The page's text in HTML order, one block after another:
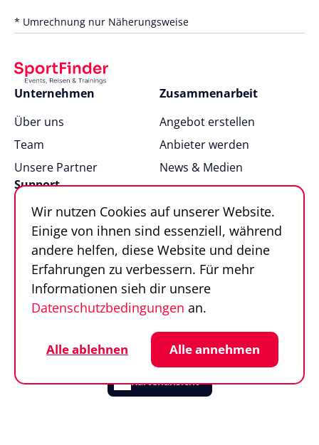
Kartenansicht
* Umrechnung nur Näherungsweise
Unternehmen
Über uns
Team
Unsere Partner
Zusammenarbeit
Angebot erstellen
Anbieter werden
News & Medien
Support
FAQ
Kontakt
Sportfinder in 100
Sekunden
© SportFinder 2026
Datenschutz
Cookie-Einstellungen
Impressum
AGB
Wir nutzen Cookies auf unserer Website.
Einige von ihnen sind essenziell, während
andere helfen, diese Website und deine
Erfahrungen zu verbessern. Für mehr
Informationen sieh dir unsere
Datenschutzbedingungen an.
Alle ablehnen Alle annehmen